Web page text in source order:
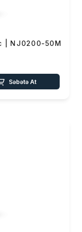
| NJ0200-50M
Səbətə At
0 ₼